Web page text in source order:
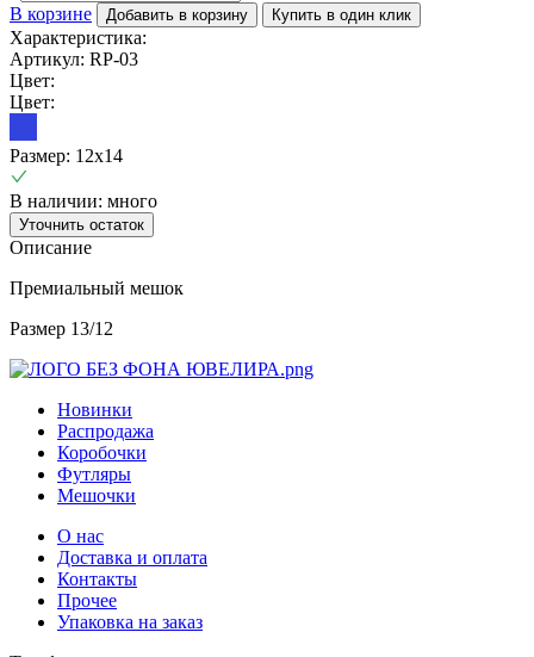
В корзине
Добавить в корзину Купить в один клик
Характеристика:
Артикул: RP-03
Цвет:
Цвет:
Размер: 12х14
В наличии: много
Уточнить остаток
Описание
Премиальный мешок
Размер 13/12
Новинки
Распродажа
Коробочки
Футляры
Мешочки
О нас
Доставка и оплата
Контакты
Прочее
Упаковка на заказ